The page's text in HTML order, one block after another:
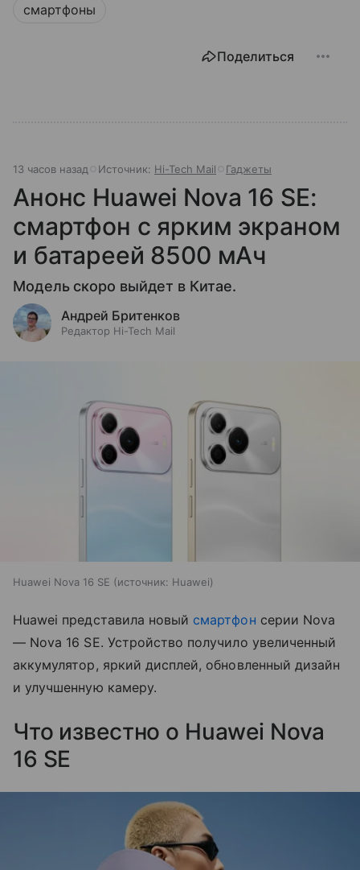
смартфоны
Поделиться
13 часов назад Источник: Hi-Tech Mail Гаджеты
Анонс Huawei Nova 16 SE:
смартфон с ярким экраном
и батареей 8500 мАч
Модель скоро выйдет в Китае.
Андрей Бритенков
Редактор Hi-Tech Mail
Huawei Nova 16 SE источник: Huawei
Huawei представила новый смартфон серии Nova
— Nova 16 SE. Устройство получило увеличенный
аккумулятор, яркий дисплей, обновленный дизайн
и улучшенную камеру.
Что известно о Huawei Nova
16 SE